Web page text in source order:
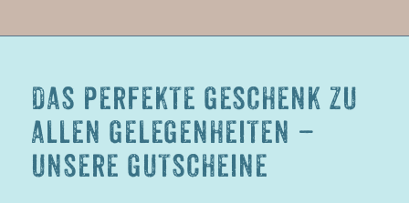
DAS PERFEKTE GESCHENK ZU
ALLEN GELEGENHEITEN –
UNSERE GUTSCHEINE